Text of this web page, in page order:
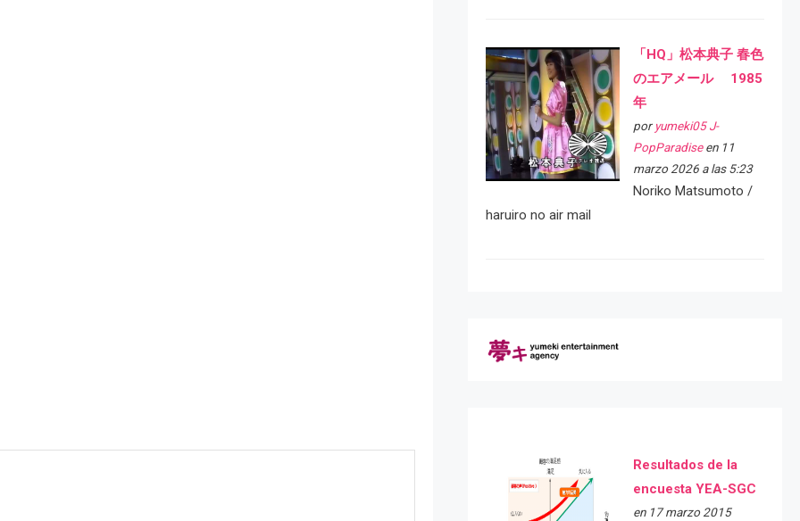
「HQ」松本典子 春色
のエアメール 1985
年
por yumeki05 J-
PopParadiseen 11
marzo 2026 a las 5:23
Noriko Matsumoto /
haruiro no air mail
Resultados de la
encuesta YEA-SGC
en 17 marzo 2015